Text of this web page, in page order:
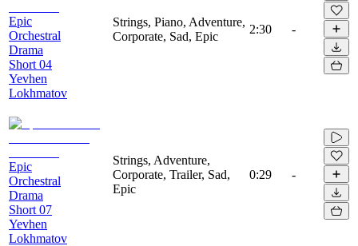
Epic
Orchestral
Drama
Short 04
Yevhen
Lokhmatov
Strings, Piano, Adventure,
Corporate, Sad, Epic
2:30 -
Epic
Orchestral
Drama
Short 07
Yevhen
Lokhmatov
Strings, Adventure,
Corporate, Trailer, Sad,
Epic
0:29 -